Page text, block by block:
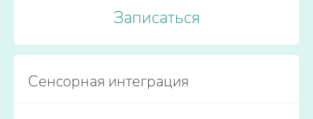
Записаться
Сенсорная интеграция